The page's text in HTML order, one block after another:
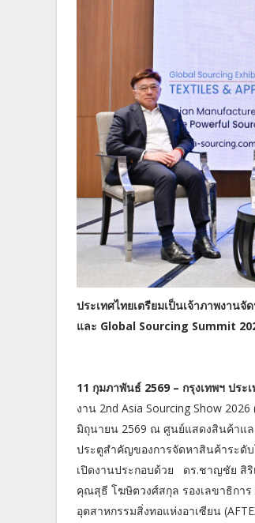
ประเทศไทยเตรียมเป็นเจ้าภาพงาน
และ Global Sourcing Summit
11 กุมภาพันธ์ 2569 – กรุงเทพฯ ประ
งาน 2nd Asia Sourcing Show
มิถุนายน 2569 ณ ศูนย์แสดงสินค้าแล
ประตูสำคัญของการจัดหาสินค้าระดั
เปิดงานประกอบด้วย​ ดร.ชาญชัย สิริ
คุณสุธี โฆษิตวงศ์สกุล รองเลขาธิกา
อุตสาหกรรมสิ่งทอแห่งอาเซียน